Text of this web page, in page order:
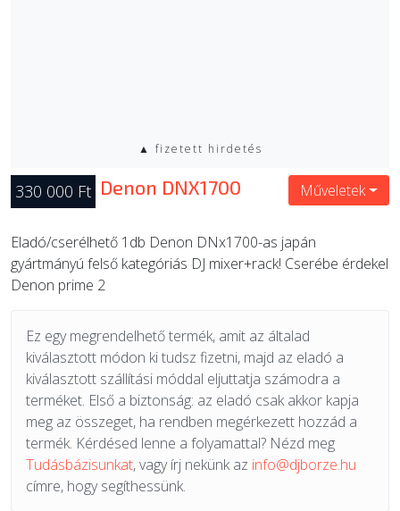
▲ fizetett hirdetés
330 000 Ft Denon DNX1700 Műveletek
Eladó/cserélhető 1db Denon DNx1700-as japán
gyártmányú felső kategóriás DJ mixer+rack! Cserébe érdekel
Denon prime 2
Ez egy megrendelhető termék, amit az általad
kiválasztott módon ki tudsz fizetni, majd az eladó a
kiválasztott szállítási móddal eljuttatja számodra a
terméket. Első a biztonság: az eladó csak akkor kapja
meg az összeget, ha rendben megérkezett hozzád a
termék. Kérdésed lenne a folyamattal? Nézd meg
Tudásbázisunkat, vagy írj nekünk az info@djborze.hu
címre, hogy segíthessünk.